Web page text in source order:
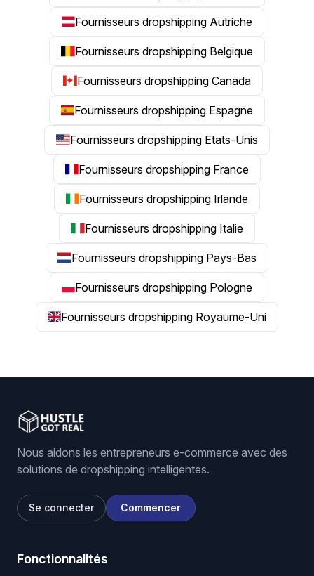
Fournisseurs dropshipping Autriche
Fournisseurs dropshipping Belgique
Fournisseurs dropshipping Canada
Fournisseurs dropshipping Espagne
Fournisseurs dropshipping Etats-Unis
Fournisseurs dropshipping France
Fournisseurs dropshipping Irlande
Fournisseurs dropshipping Italie
Fournisseurs dropshipping Pays-Bas
Fournisseurs dropshipping Pologne
Fournisseurs dropshipping Royaume-Uni
Nous aidons les entrepreneurs e-commerce avec des
solutions de dropshipping intelligentes.
Se connecter Commencer
Fonctionnalités